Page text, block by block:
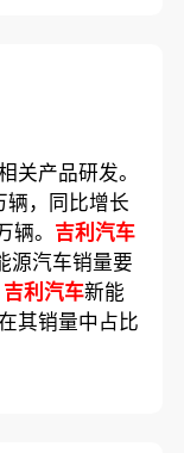
关产品研发。
辆，同比增长
。 吉利汽车
源汽车销量要
吉利汽车新能
其销量中占比